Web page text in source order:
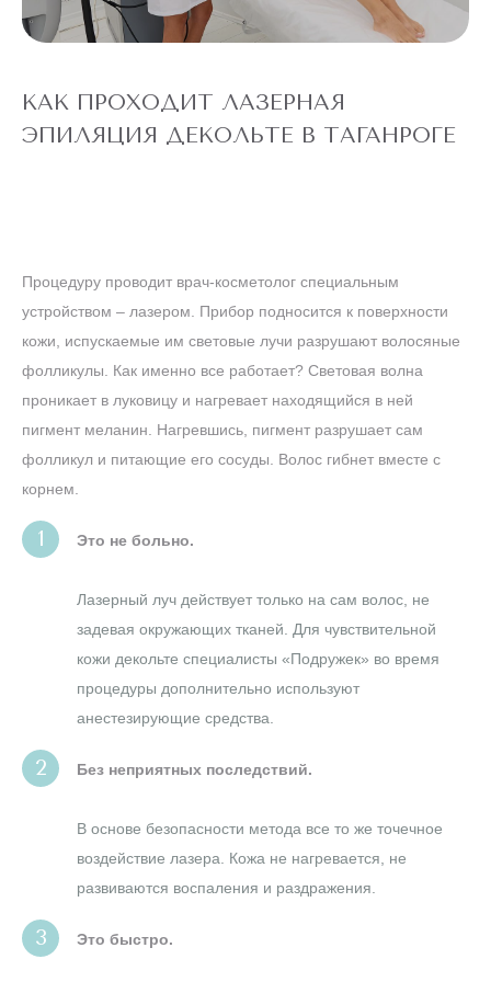
"ВСЕ ТЕЛО"
Александритовый
подмышки, малая
зона) действует
клиентов
АКЦИЯ! ЛАЗЕРНАЯ
КАК ПРОХОДИТ ЛАЗЕРНАЯ
ЭПИЛЯЦИЯ ДЕКОЛЬТЕ В ТАГАНРОГЕ
Процедуру проводит врач-косметолог специальным
устройством – лазером. Прибор подносится к поверхности
кожи, испускаемые им световые лучи разрушают волосяные
фолликулы. Как именно все работает? Световая волна
проникает в луковицу и нагревает находящийся в ней
пигмент меланин. Нагревшись, пигмент разрушает сам
фолликул и питающие его сосуды. Волос гибнет вместе с
корнем.
Это не больно.
Лазерный луч действует только на сам волос, не
задевая окружающих тканей. Для чувствительной
кожи декольте специалисты «Подружек» во время
процедуры дополнительно используют
анестезирующие средства.
Без неприятных последствий.
В основе безопасности метода все то же точечное
воздействие лазера. Кожа не нагревается, не
развиваются воспаления и раздражения.
Это быстро.